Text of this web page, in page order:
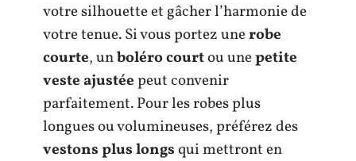
votre silhouette et gâcher l’harmonie de
votre tenue. Si vous portez unerobe
courte, unboléro courtou unepetite
veste ajustéepeut convenir
parfaitement. Pour les robes plus
longues ou volumineuses, préférez des
vestons plus longsqui mettront en